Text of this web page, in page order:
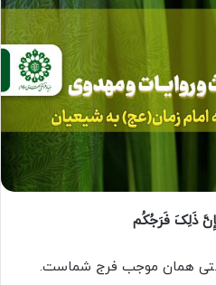
ذَلِکَ فَرَجُکُم
همان موجب فرج شماست.